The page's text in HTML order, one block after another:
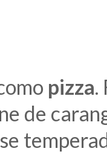
pizza.
de